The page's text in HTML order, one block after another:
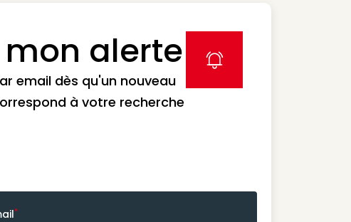
alerte
email dès qu'un nouveau
à votre recherche
label icon
*